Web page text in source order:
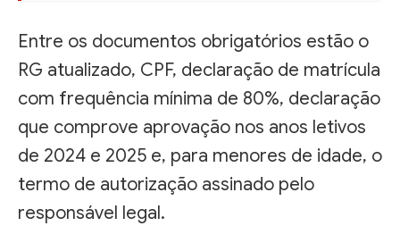
Entre os documentos obrigatórios estão o
RG atualizado, CPF, declaração de matrícula
com frequência mínima de 80%, declaração
que comprove aprovação nos anos letivos
de 2024 e 2025 e, para menores de idade, o
termo de autorização assinado pelo
responsável legal.